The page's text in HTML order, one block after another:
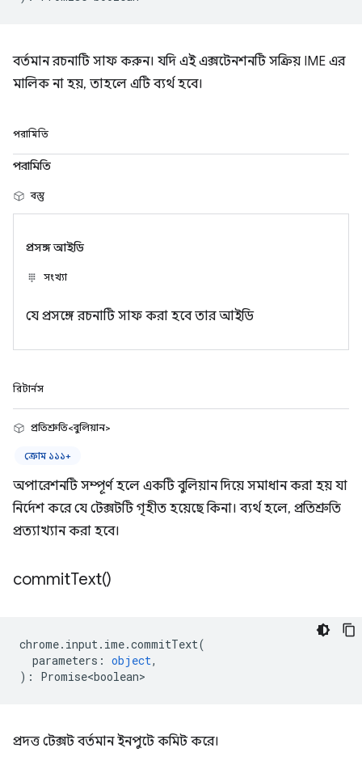
বর্তমান রচনাটি সাফ করুন। যদি এই এক্সটেনশনটি সক্রিয় IME এর
মালিক না হয়, তাহলে এটি ব্যর্থ হবে।
পরামিতি
পরামিতি
বস্তু
প্রসঙ্গ আইডি
সংখ্যা
যে প্রসঙ্গে রচনাটি সাফ করা হবে তার আইডি
রিটার্নস
প্রতিশ্রুতি<বুলিয়ান>
ক্রোম ১১১+
অপারেশনটি সম্পূর্ণ হলে একটি বুলিয়ান দিয়ে সমাধান করা হয় যা
নির্দেশ করে যে টেক্সটটি গৃহীত হয়েছে কিনা। ব্যর্থ হলে, প্রতিশ্রুতি
প্রত্যাখ্যান করা হবে।
commitText()
chrome. input. ime.commitText(
parameters : object,
) : Promise<boolean>
প্রদত্ত টেক্সট বর্তমান ইনপুটে কমিট করে।